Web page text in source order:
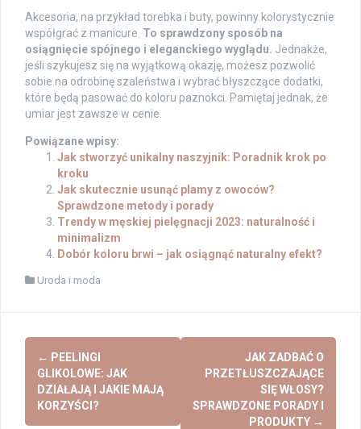
Akcesoria, na przykład torebka i buty, powinny kolorystycznie
współgrać z manicure. To sprawdzony sposób na
osiągnięcie spójnego i eleganckiego wyglądu. Jednakże,
jeśli szykujesz się na wyjątkową okazję, możesz pozwolić
sobie na odrobinę szaleństwa i wybrać błyszczące dodatki,
które będą pasować do koloru paznokci. Pamiętaj jednak, że
umiar jest zawsze w cenie.
Powiązane wpisy:
Jak stworzyć unikalny naszyjnik: Poradnik krok po
kroku
Jak skutecznie usunąć plamy z owoców?
Sprawdzone metody i porady
Trendy w męskiej pielęgnacji 2023: naturalność i
minimalizm
Dobór koloru brwi – jak osiągnąć naturalny efekt?
Uroda i moda
Post
navigation
← PEELINGI
GLIKOLOWE: JAK
DZIAŁAJĄ I JAKIE MAJĄ
KORZYŚCI?
JAK ZADBAĆ O
PRZETŁUSZCZAJĄCE
SIĘ WŁOSY?
SPRAWDZONE PORADY I
PRODUKTY →